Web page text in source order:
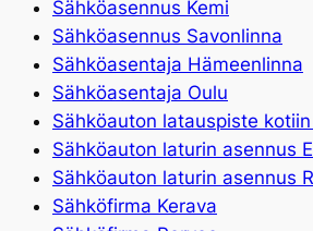
Sähköasennus Kemi
Sähköasennus Savonlinna
Sähköasentaja Hämeenlinna
Sähköasentaja Oulu
Sähköauton latauspiste
Sähköauton laturin asennus
Sähköauton laturin asennus
Sähköfirma Kerava